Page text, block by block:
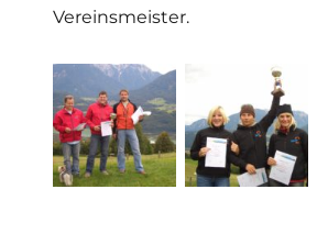
Vereinsmeister.